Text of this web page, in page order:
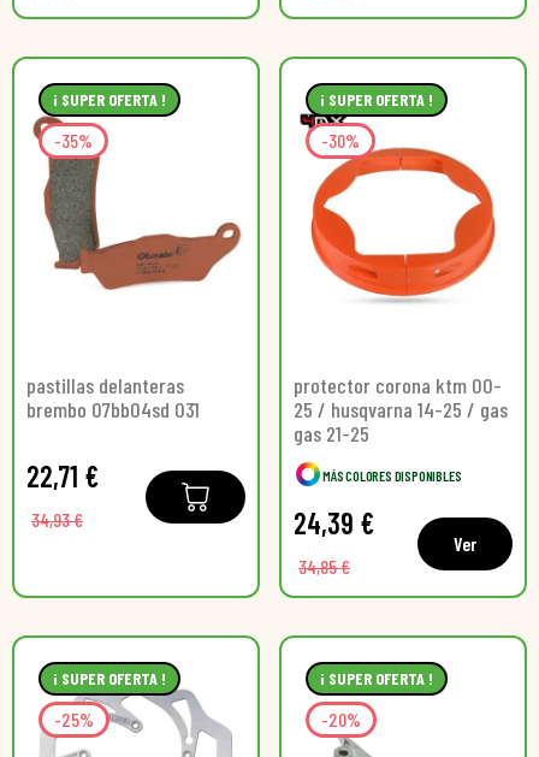
¡ SUPER OFERTA !
-35%
pastillas delanteras
brembo 07bb04sd 031
22,71 €
34,93 €
¡ SUPER OFERTA !
-30%
protector corona ktm 00-
25 / husqvarna 14-25 / gas
gas 21-25
MÁS COLORES DISPONIBLES
24,39 €
34,85 €
Ver
¡ SUPER OFERTA !
-25%
¡ SUPER OFERTA !
-20%